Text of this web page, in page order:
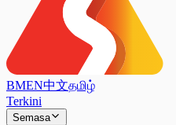
BMEN中文தமிழ்
Terkini
Semasa